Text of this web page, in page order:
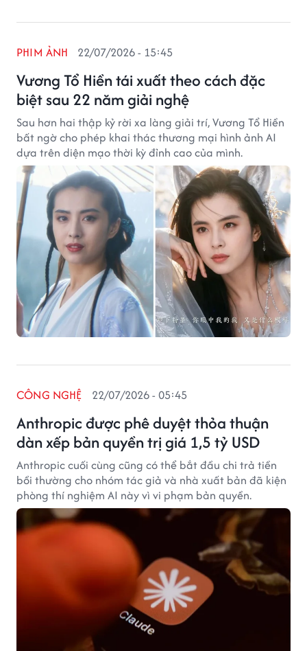
Vương Tổ Hiền tái xuất theo cách đặc
biệt sau 22 năm giải nghệ
PHIM ẢNH 22/07/2026 - 15:45
Sau hơn hai thập kỷ rời xa làng giải trí, Vương Tổ Hiền
bất ngờ cho phép khai thác thương mại hình ảnh AI
dựa trên diện mạo thời kỳ đỉnh cao của mình.
Anthropic được phê duyệt thỏa thuận
dàn xếp bản quyền trị giá 1,5 tỷ USD
CÔNG NGHỆ 22/07/2026 - 05:45
Anthropic cuối cùng cũng có thể bắt đầu chi trả tiền
bồi thường cho nhóm tác giả và nhà xuất bản đã kiện
phòng thí nghiệm AI này vì vi phạm bản quyền.